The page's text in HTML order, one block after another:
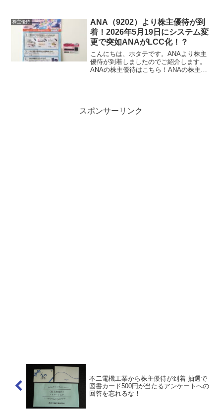
が綴られています。優待券の金額は保有
株式数に応じて、下記の...
株主優待
ANA（9202）より株主優待が到
着！2026年5月19日にシステム変
更で突如ANAがLCC化！？
こんにちは、ホタテです。ANAより株主
優待が到着しましたのでご紹介します。
ANAの株主優待はこちら！ANAの株主優
スポンサーリンク
不二電機工業から株主優待が到着 抽選で
図書カード500円が当たるアンケートへの
回答を忘れるな！